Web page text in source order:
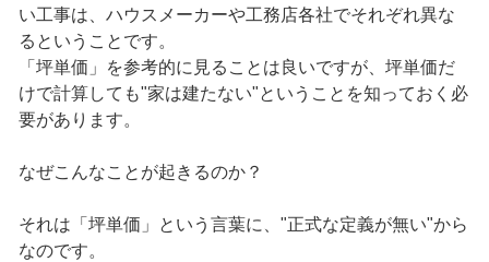
い工事は、ハウスメーカーや工務店各社でそれぞれ異な
るということです。
「坪単価」を参考的に見ることは良いですが、坪単価だ
けで計算しても"家は建たない"ということを知っておく必
要があります。
なぜこんなことが起きるのか？
それは「坪単価」という言葉に、"正式な定義が無い"から
なのです。